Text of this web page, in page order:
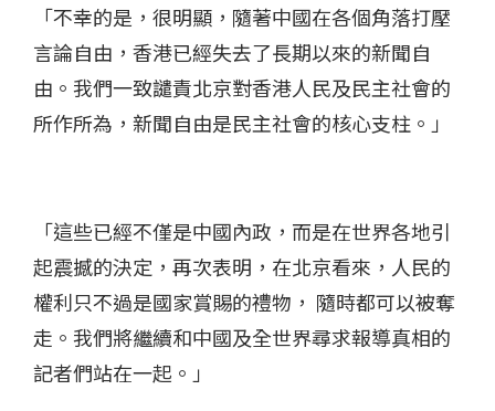
「不幸的是，很明顯，隨著中國在各個角落打壓
言論自由，香港已經失去了長期以來的新聞自
由。我們一致譴責北京對香港人民及民主社會的
所作所為，新聞自由是民主社會的核心支柱。」
「這些已經不僅是中國內政，而是在世界各地引
起震撼的決定，再次表明，在北京看來，人民的
權利只不過是國家賞賜的禮物， 隨時都可以被奪
走。我們將繼續和中國及全世界尋求報導真相的
記者們站在一起。」